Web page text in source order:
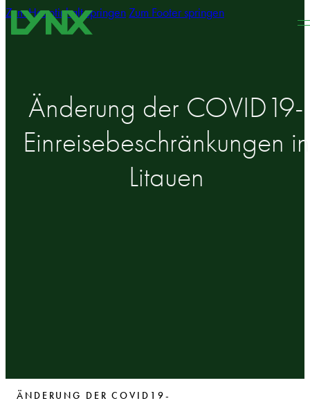
Zum Hauptinhalt springenZum Footer springen
Änderung der COVID19-
Einreisebeschränkungen in
Litauen
ÄNDERUNG DER COVID19-